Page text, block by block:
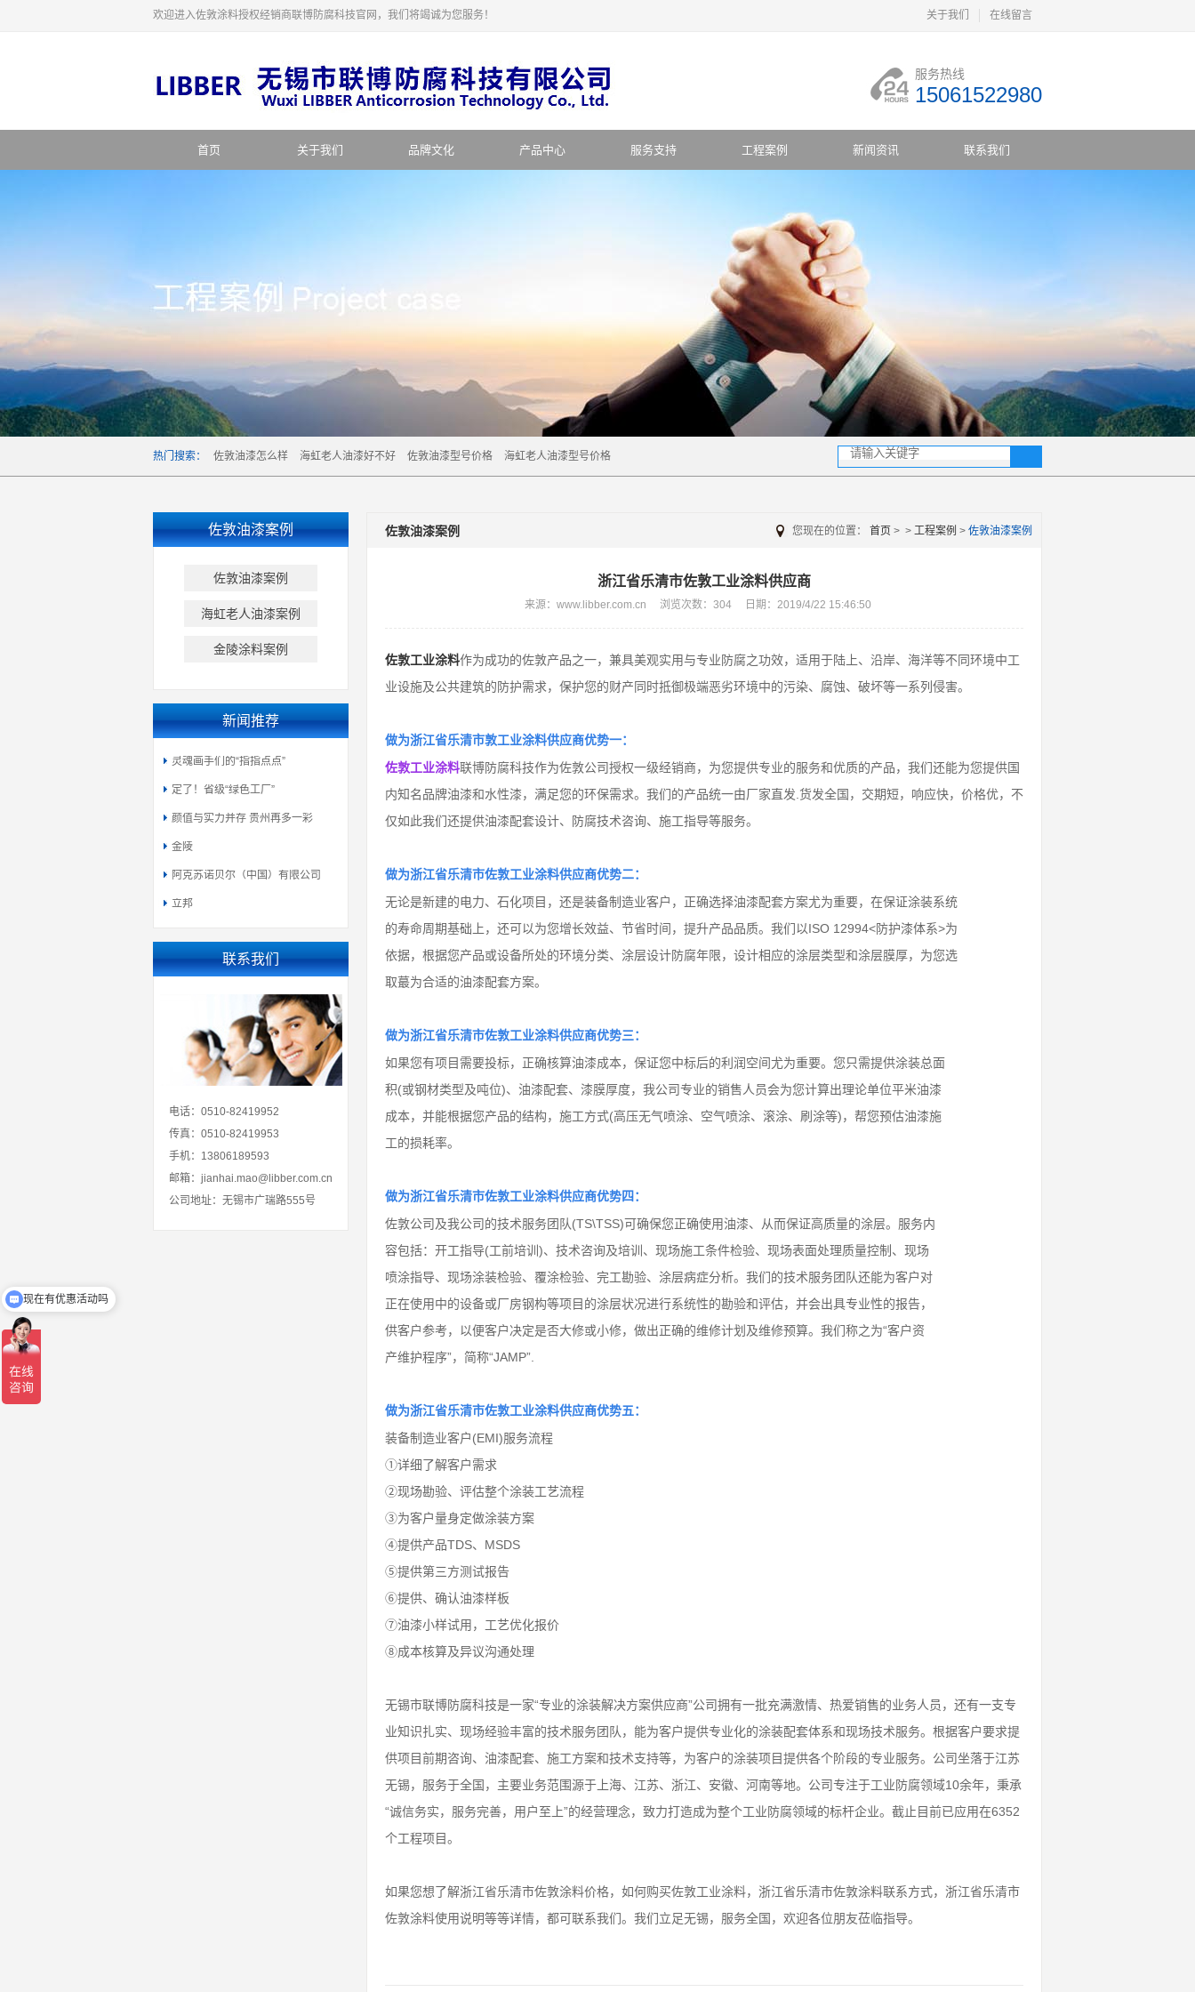
欢迎进入佐敦涂料授权经销商联博防腐科技官网，我们将竭诚为您服务！ 关于我们 在线留言
服务热线
15061522980
首页 关于我们 品牌文化 产品中心 服务支持 工程案例 新闻资讯 联系我们
热门搜索： 佐敦油漆怎么样 海虹老人油漆好不好 佐敦油漆型号价格 海虹老人油漆型号价格
佐敦油漆案例
佐敦油漆案例
海虹老人油漆案例
金陵涂料案例
新闻推荐
灵魂画手们的“指指点点”
定了！省级“绿色工厂”
颜值与实力并存 贵州再多一彩
金陵
阿克苏诺贝尔（中国）有限公司
立邦
联系我们
电话：0510-82419952
传真：0510-82419953
手机：13806189593
邮箱：jianhai.mao@libber.com.cn
公司地址：无锡市广瑞路555号
佐敦油漆案例 您现在的位置： 首页 > > 工程案例 > 佐敦油漆案例
浙江省乐清市佐敦工业涂料供应商
来源：www.libber.com.cn 浏览次数： 304 日期：2019/4/22 15:46:50
佐敦工业涂料作为成功的佐敦产品之一，兼具美观实用与专业防腐之功效，适用于陆上、沿岸、海洋等不同环境中工
业设施及公共建筑的防护需求，保护您的财产同时抵御极端恶劣环境中的污染、腐蚀、破坏等一系列侵害。
做为浙江省乐清市敦工业涂料供应商优势一：
佐敦工业涂料联博防腐科技作为佐敦公司授权一级经销商，为您提供专业的服务和优质的产品，我们还能为您提供国
内知名品牌油漆和水性漆，满足您的环保需求。我们的产品统一由厂家直发.货发全国，交期短，响应快，价格优，不
仅如此我们还提供油漆配套设计、防腐技术咨询、施工指导等服务。
做为浙江省乐清市佐敦工业涂料供应商优势二：
无论是新建的电力、石化项目，还是装备制造业客户，正确选择油漆配套方案尤为重要，在保证涂装系统
的寿命周期基础上，还可以为您增长效益、节省时间，提升产品品质。我们以ISO 12994<防护漆体系>为
依据，根据您产品或设备所处的环境分类、涂层设计防腐年限，设计相应的涂层类型和涂层膜厚，为您选
取蕞为合适的油漆配套方案。
做为浙江省乐清市佐敦工业涂料供应商优势三：
如果您有项目需要投标，正确核算油漆成本，保证您中标后的利润空间尤为重要。您只需提供涂装总面
积(或钢材类型及吨位)、油漆配套、漆膜厚度，我公司专业的销售人员会为您计算出理论单位平米油漆
成本，并能根据您产品的结构，施工方式(高压无气喷涂、空气喷涂、滚涂、刷涂等)，帮您预估油漆施
工的损耗率。
做为浙江省乐清市佐敦工业涂料供应商优势四：
佐敦公司及我公司的技术服务团队(TS\TSS)可确保您正确使用油漆、从而保证高质量的涂层。服务内
容包括：开工指导(工前培训)、技术咨询及培训、现场施工条件检验、现场表面处理质量控制、现场
喷涂指导、现场涂装检验、覆涂检验、完工勘验、涂层病症分析。我们的技术服务团队还能为客户对
正在使用中的设备或厂房钢构等项目的涂层状况进行系统性的勘验和评估，并会出具专业性的报告，
供客户参考，以便客户决定是否大修或小修，做出正确的维修计划及维修预算。我们称之为“客户资
产维护程序”，简称“JAMP”.
做为浙江省乐清市佐敦工业涂料供应商优势五：
装备制造业客户(EMI)服务流程
①详细了解客户需求
②现场勘验、评估整个涂装工艺流程
③为客户量身定做涂装方案
④提供产品TDS、MSDS
⑤提供第三方测试报告
⑥提供、确认油漆样板
⑦油漆小样试用，工艺优化报价
⑧成本核算及异议沟通处理
无锡市联博防腐科技是一家“专业的涂装解决方案供应商”公司拥有一批充满激情、热爱销售的业务人员，还有一支专
业知识扎实、现场经验丰富的技术服务团队，能为客户提供专业化的涂装配套体系和现场技术服务。根据客户要求提
供项目前期咨询、油漆配套、施工方案和技术支持等，为客户的涂装项目提供各个阶段的专业服务。公司坐落于江苏
无锡，服务于全国，主要业务范围源于上海、江苏、浙江、安徽、河南等地。公司专注于工业防腐领域10余年，秉承
“诚信务实，服务完善，用户至上”的经营理念，致力打造成为整个工业防腐领域的标杆企业。截止目前已应用在6352
个工程项目。
如果您想了解浙江省乐清市佐敦涂料价格，如何购买佐敦工业涂料， 浙江省乐清市佐敦涂料联系方式， 浙江省乐清市
佐敦涂料使用说明等等详情，都可联系我们。我们立足无锡，服务全国，欢迎各位朋友莅临指导。
现在有优惠活动吗